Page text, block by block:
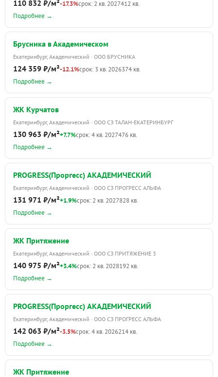
110 832 ₽/м²-17.3%срок: 2 кв. 2027412 кв.
Подробнее →
Брусника в Академическом
Екатеринбург, Академический · ООО БРУСНИКА
124 359 ₽/м²-12.1%срок: 3 кв. 2026374 кв.
Подробнее →
ЖК Курчатов
Екатеринбург, Академический · ООО СЗ ТАЛАН-ЕКАТЕРИНБУРГ
130 963 ₽/м²+7.7%срок: 4 кв. 2027476 кв.
Подробнее →
PROGRESS(Проргесс) АКАДЕМИЧЕСКИЙ
Екатеринбург, Академический · ООО СЗ ПРОГРЕСС АЛЬФА
131 971 ₽/м²+1.9%срок: 2 кв. 2027828 кв.
Подробнее →
ЖК Притяжение
Екатеринбург, Академический · ООО СЗ ПРИТЯЖЕНИЕ 3
140 975 ₽/м²+3.4%срок: 2 кв. 2028192 кв.
Подробнее →
PROGRESS(Проргесс) АКАДЕМИЧЕСКИЙ
Екатеринбург, Академический · ООО СЗ ПРОГРЕСС АЛЬФА
142 063 ₽/м²-3.5%срок: 4 кв. 2026214 кв.
Подробнее →
ЖК Притяжение